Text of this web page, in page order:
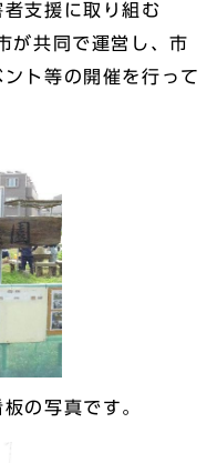
支援に取り組む
が共同で運営し、市
ト等の開催を行って
の写真です。